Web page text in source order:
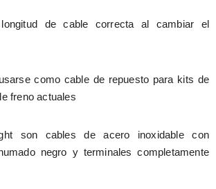
de cable correcta al cambiar el
como cable de repuesto para kits de
freno actuales
son cables de acero inoxidable con
negro y terminales completamente